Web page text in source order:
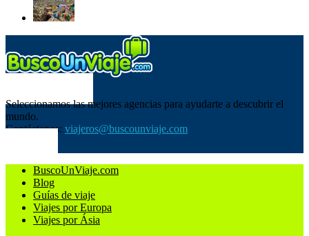
Seleccionamos las mejores agencias para ayudarte a descubrir el
mundo.
Contáctanos: viajeros@buscounviaje.com
BuscoUnViaje.com
Blog
Guías de viaje
Viajes por Europa
Viajes por Ásia